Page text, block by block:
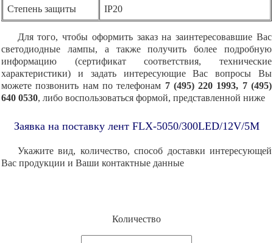
Степень защиты IP20
Для того, чтобы оформить заказ на заинтересовавшие Вас
светодиодные лампы, а также получить более подробную
информацию (сертификат соответствия, технические
характеристики) и задать интересующие Вас вопросы Вы
можете позвонить нам по телефонам 7 (495) 220 1993, 7 (495)
640 0530, либо воспользоваться формой, представленной ниже
Заявка на поставку лент FLX-5050/300LED/12V/5M
Укажите вид, количество, способ доставки интересующей
Вас продукции и Ваши контактные данные
Количество